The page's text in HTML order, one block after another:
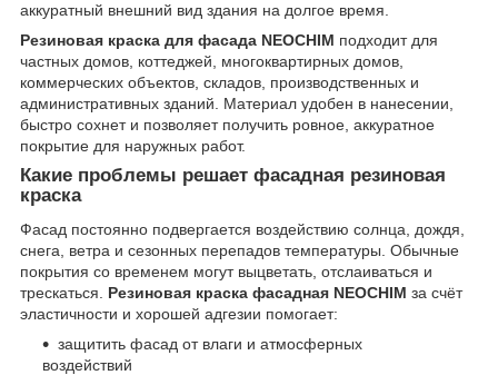
аккуратный внешний вид здания на долгое время.
Резиновая краска для фасада NEOCHIM подходит для
частных домов, коттеджей, многоквартирных домов,
коммерческих объектов, складов, производственных и
административных зданий. Материал удобен в нанесении,
быстро сохнет и позволяет получить ровное, аккуратное
покрытие для наружных работ.
Какие проблемы решает фасадная резиновая
краска
Фасад постоянно подвергается воздействию солнца, дождя,
снега, ветра и сезонных перепадов температуры. Обычные
покрытия со временем могут выцветать, отслаиваться и
трескаться. Резиновая краска фасадная NEOCHIM за счёт
эластичности и хорошей адгезии помогает:
защитить фасад от влаги и атмосферных
воздействий